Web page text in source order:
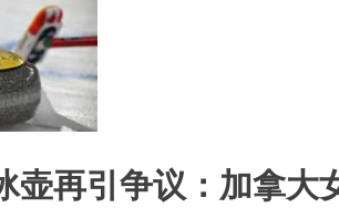
壶再引争议：加拿大